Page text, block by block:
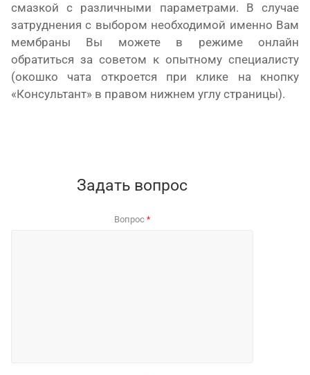
смазкой с различными параметрами. В случае
затруднения с выбором необходимой именно Вам
мембраны Вы можете в режиме онлайн
обратиться за советом к опытному специалисту
(окошко чата откроется при клике на кнопку
«Консультант» в правом нижнем углу страницы).
Задать вопрос
Вопрос *